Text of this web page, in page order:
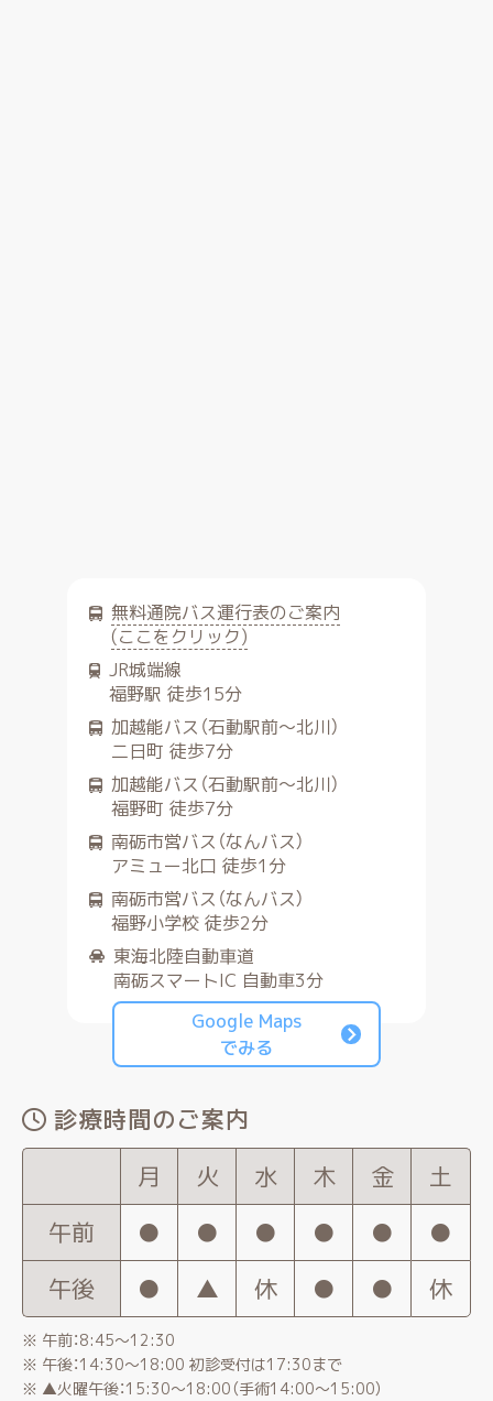
無料通院バス運行表のご案内
(ここをクリック)
JR城端線
福野駅 徒歩15分
加越能バス（石動駅前～北川）
二日町 徒歩7分
加越能バス（石動駅前～北川）
福野町 徒歩7分
南砺市営バス（なんバス）
アミュー北口 徒歩1分
南砺市営バス（なんバス）
福野小学校 徒歩2分
東海北陸自動車道
南砺スマートIC 自動車3分
Google Maps
でみる
診療時間のご案内
月
火 水 木 金
土
午前
● ● ● ● ●
●
午後
● ▲ 休 ● ● 休
※ 午前：8:45〜12:30
※ 午後：14:30〜18:00 初診受付は17:30まで
※ ▲火曜午後：15:30～18:00（手術14:00～15:00）